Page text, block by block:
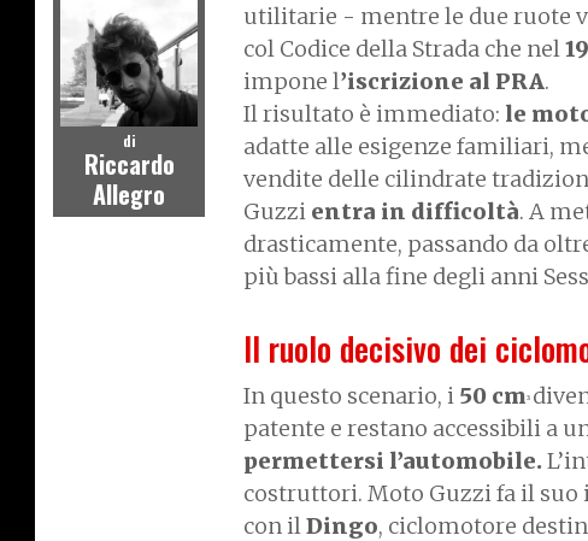
utilitarie - mentre le due ruote
col Codice della Strada che nel
impone l’iscrizione al PRA.
Il risultato è immediato: le
adatte alle esigenze familiari,
vendite delle cilindrate
Guzzi entra in difficoltà. A
drasticamente, passando da
più bassi alla fine degli anni
Il ruolo decisivo dei
In questo scenario, i 50 cm3
patente e restano accessibili a
permettersi l’automobile.
costruttori. Moto Guzzi fa il
con ilDingo, ciclomotore
di
Riccardo
Allegro